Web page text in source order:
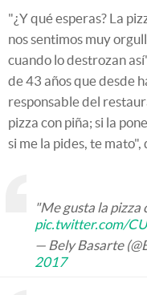
"¿Y qué esperas? La
nos sentimos muy
cuando lo destrozan
de 43 años que desde
responsable del
pizza con piña; si la
si me la pides, te mato",
"Me gusta la pizza
pic.twitter.com/
— Bely Basarte
2017